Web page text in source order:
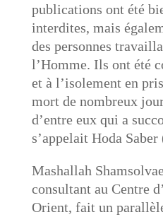
publications ont été
interdites, mais
des personnes
l’Homme. Ils ont été
et à l’isolement en
mort de nombreux
d’entre eux qui a
s’appelait Hoda
Mashallah
consultant au Centre
Orient, fait un